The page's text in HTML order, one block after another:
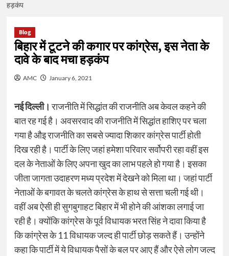
हड़कंप
Blog
बिहार में टूटने की कगार पर कांग्रेस, इस नेता के
दावे के बाद मचा हड़कंप
AMC January 6, 2021
नई दिल्ली। राजनीति में सिद्धांत की राजनीति अब केवल कहने की
बात रह गई है। अवसरवाद की राजनीति में सिद्धांत हाशिए पर चला
गया है औइ राजनीति का सबसे ज्यादा शिकार कांग्रेस पार्टी होती
दिख रही है। पार्टी के लिए जहां हमेशा परिवार सर्वोपरी रहा वहीं इस
दल के नेताओं के लिए अपना खुद का लाभ पहले हो गया है। इसका
जीता जागता उदाहरण मध्य प्रदेश में देखने को मिला था। जहां पार्टी
नेताओं के बगावत के चलते कांग्रेस के हाथ से सत्ता चली गई थी।
वहीं अब ऐसी ही सुगबुगाहट बिहार में भी होने की आंशका लगाई जा
रही है। क्योंकि कांग्रेस के पूर्व विधायक भरत सिंह ने दावा किया है
कि कांग्रेस के 11 विधायक जल्द ही पार्टी छोड़ सकते हैं। उन्होंने
कहा कि पार्टी में ये विधायक पैसों के बल पर आए हैं और ऐसे लोग जल्द